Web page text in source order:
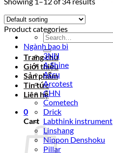
Search
for:
Trang chủ
Giới thiệu
Sản phẩm
Tin tức
Liên hệ
0
Cart
Product categories
Ngành bao bì
3NH
A Shine
Accu
Arcotest
CHN
Cometech
Drick
Labthink instrument
Linshang
Nippon Denshoku
Pillar